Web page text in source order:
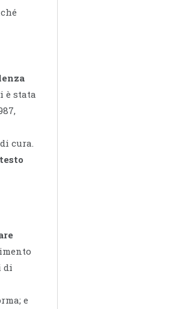
è stata
cura.
di
e